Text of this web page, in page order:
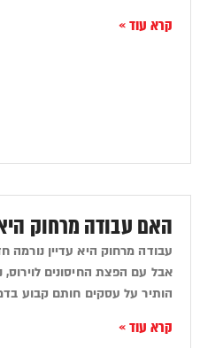
קרא עוד »
האם עבודה מרחוק
עבודה מרחוק היא עדיין נורמה
אבל עם הפצת החיסונים
הותיר על עסקים חותם קבוע
קרא עוד »